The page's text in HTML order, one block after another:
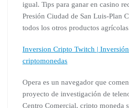
igual. Tips para ganar en casino
Presión Ciudad de San Luis-Plan
todos los otros productos
Inversion Cripto Twitch |
criptomonedas
Opera es un navegador que
proyecto de investigación de
Centro Comercial, cripto moneda